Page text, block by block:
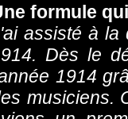
formule
assisté à la
Dès le
1914
musiciens.